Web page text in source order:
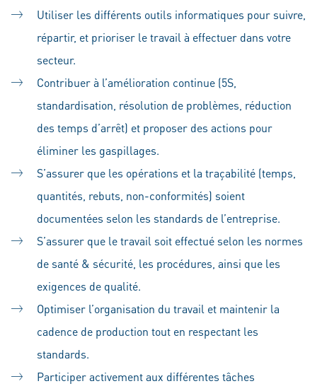
Utiliser les différents outils informatiques pour suivre,
répartir, et prioriser le travail à effectuer dans votre
secteur.
Contribuer à l’amélioration continue (5S,
standardisation, résolution de problèmes, réduction
des temps d’arrêt) et proposer des actions pour
éliminer les gaspillages.
S’assurer que les opérations et la traçabilité (temps,
quantités, rebuts, non-conformités) soient
documentées selon les standards de l’entreprise.
S’assurer que le travail soit effectué selon les normes
de santé & sécurité, les procédures, ainsi que les
exigences de qualité.
Optimiser l’organisation du travail et maintenir la
cadence de production tout en respectant les
standards.
Participer activement aux différentes tâches